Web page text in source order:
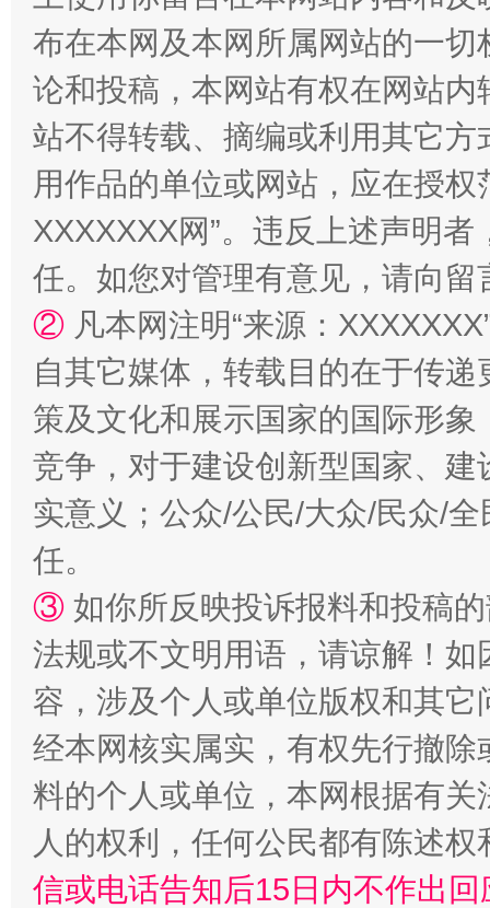
站台名比不上好声名
漫山遍野的桃花与雪山、麦地、白藏房 除
招工难、用工荒背后
布在本网及本网所属网站的一
论和投稿，本网站有权在网站
站不得转载、摘编或利用其它
用作品的单位或网站，应在授
XXXXXXX网”。违反上述声明
任。如您对管理有意见，请向
② 凡本网注明“来源：
自其它媒体，转载目的在于传
策及文化和展示国家的国际形
竞争，对于建设创新型国家、
实意义；公众/公民/大众/民众/
任。
③ 如你所反映投诉报料和投稿
法规或不文明用语，请谅解！
容，涉及个人或单位版权和其它
经本网核实属实，有权先行撤
料的个人或单位，本网根据有
人的权利，任何公民都有陈述
信或电话告知后15日内不作出